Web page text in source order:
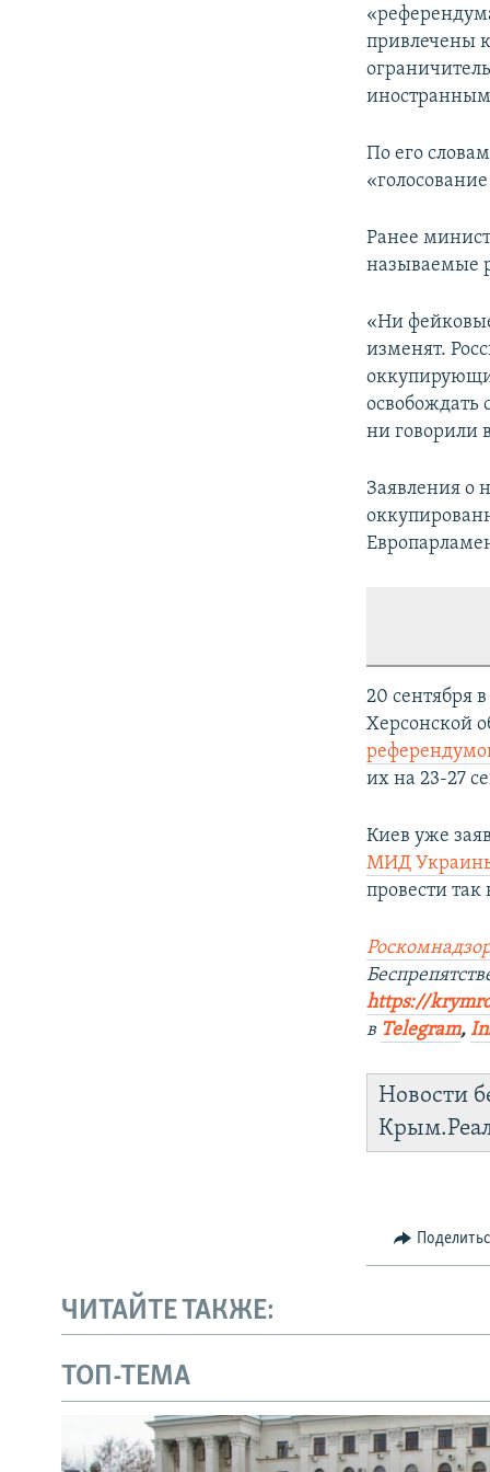
привлечены
иностранным
По его
Ранее
называемые
«Ни
изменят.
освобождать
ни говорили
Заявления о
20 сентября
Херсонской
их на 23-27
Киев уже
МИД
провести
https://
в Telegram,
Новости
ЧИТАЙТЕ ТАКЖЕ:
ТОП-ТЕМА